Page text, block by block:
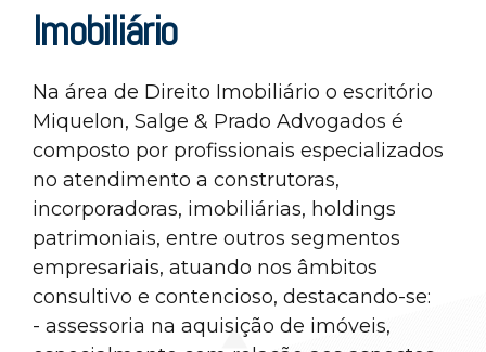
Imobiliário
Na área de Direito Imobiliário o escritório
Miquelon, Salge & Prado Advogados é
composto por profissionais especializados
no atendimento a construtoras,
incorporadoras, imobiliárias, holdings
patrimoniais, entre outros segmentos
empresariais, atuando nos âmbitos
consultivo e contencioso, destacando-se:
- assessoria na aquisição de imóveis,